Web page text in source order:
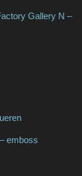
Gallery N –
emboss